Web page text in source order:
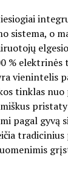
sistema, o
%
vienintelis
tinklas nuo
pagal gyvą
tradicinius